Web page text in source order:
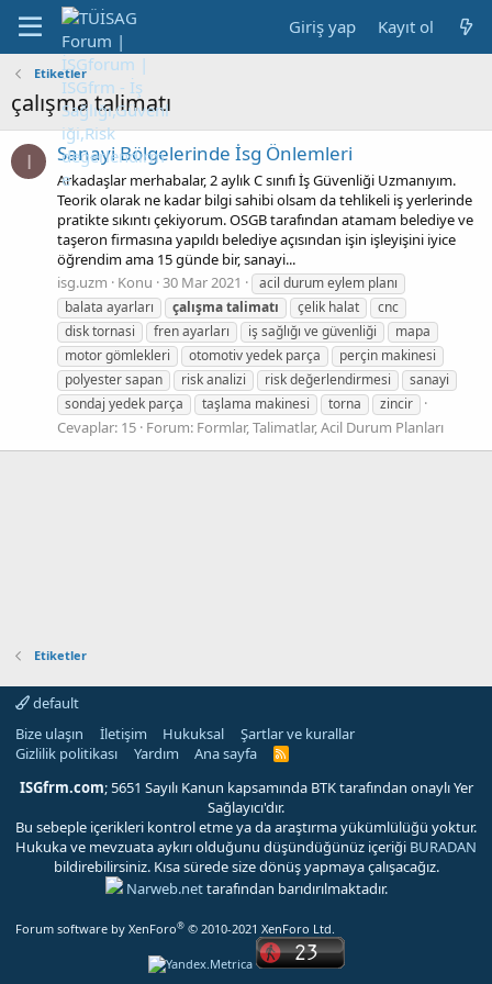
Giriş yap Kayıt ol
Etiketler
çalışma talimatı
I Sanayi Bölgelerinde İsg Önlemleri
Arkadaşlar merhabalar, 2 aylık C sınıfı İş Güvenliği Uzmanıyım.
Teorik olarak ne kadar bilgi sahibi olsam da tehlikeli iş yerlerinde
pratikte sıkıntı çekiyorum. OSGB tarafından atamam belediye ve
taşeron firmasına yapıldı belediye açısından işin işleyişini iyice
öğrendim ama 15 günde bir, sanayi...
isg.uzm
Konu 30 Mar 2021
acil durum eylem planı
balata ayarları
çalışmatalimatı çelik halat
cnc
disk tornasi
fren ayarları iş sağlığı ve güvenliği
mapa
motor gömlekleri
otomotiv yedek parça
perçin makinesi
polyester sapan
risk analizi risk değerlendirmesi
sanayi
sondaj yedek parça
taşlama makinesi torna zincir
Cevaplar: 15 Forum: Formlar, Talimatlar, Acil Durum Planları
Etiketler
default
Bize ulaşın
İletişim Hukuksal
Şartlar ve kurallar
Gizlilik politikası
Yardım Ana sayfa
R
S
ISGfrm.com; 5651 Sayılı Kanun kapsamında BTK tarafından onaylı Yer
Sağlayıcı'dır.
Bu sebeple içerikleri kontrol etme ya da araştırma yükümlülüğü yoktur.
Hukuka ve mevzuata aykırı olduğunu düşündüğünüz içeriği BURADAN
bildirebilirsiniz. Kısa sürede size dönüş yapmaya çalışacağız.
Narweb.nettarafından barıdırılmaktadır.
Forum software by XenForo® © 2010-2021 XenForo Ltd.